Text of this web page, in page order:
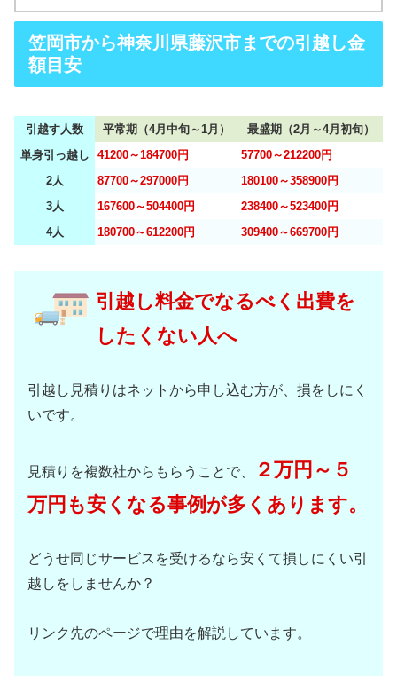
笠岡市から神奈川県藤沢市までの引越し金
額目安
引越す人数 平常期（4月中旬～1月）
最盛期（2月～4月初旬）
単身引っ越し
41200～184700円
57700～212200円
2人
87700～297000円
180100～358900円
3人
167600～504400円
238400～523400円
4人
180700～612200円 309400～669700円
引越し料金でなるべく出費を
したくない人へ
引越し見積りはネットから申し込む方が、損をしにく
いです。
見積りを複数社からもらうことで、
２万円～５
万円も安くなる事例が多くあります。
どうせ同じサービスを受けるなら安くて損しにくい引
越しをしませんか？
リンク先のページで理由を解説しています。